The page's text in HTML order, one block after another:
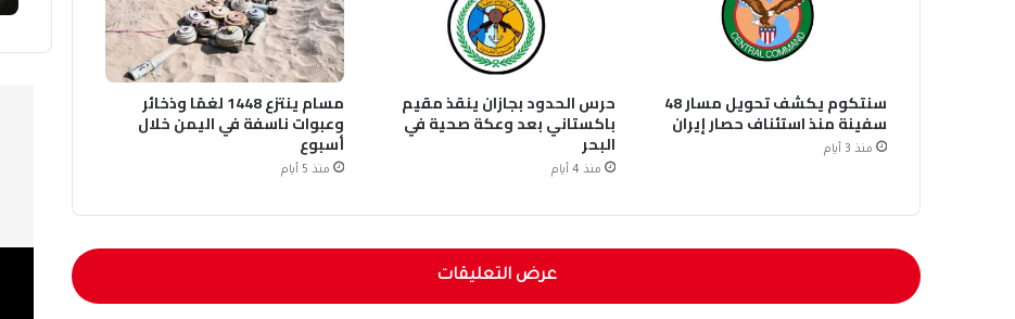
سنتكوم يكشف تحويل مسار 48
سفينة منذ استئناف حصار إيران
منذ 3 أيام
حرس الحدود بجازان ينقذ مقيم
باكستاني بعد وعكة صحية في
البحر
منذ 4 أيام
مسام ينتزع 1448 لغمًا وذخائر
وعبوات ناسفة في اليمن خلال
أسبوع
منذ 5 أيام
عرض التعليقات